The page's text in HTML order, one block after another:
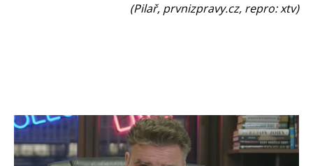
(Pilař, prvnizpravy.cz, repro: xtv)